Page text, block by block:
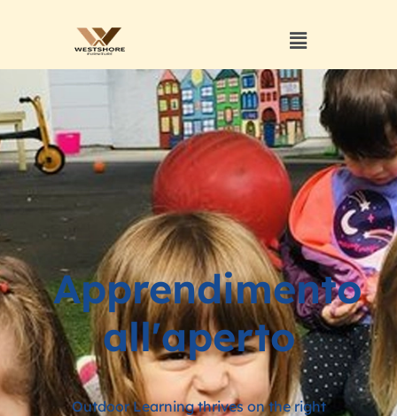
Apprendimento
all'aperto
Outdoor Learning thrives on the right